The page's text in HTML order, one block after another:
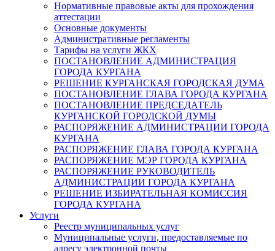
Нормативные правовые акты для прохождения
аттестации
Основные документы
Административные регламенты
Тарифы на услуги ЖКХ
ПОСТАНОВЛЕНИЕ АДМИНИСТРАЦИЯ
ГОРОДА КУРГАНА
РЕШЕНИЕ КУРГАНСКАЯ ГОРОДСКАЯ ДУМА
ПОСТАНОВЛЕНИЕ ГЛАВА ГОРОДА КУРГАНА
ПОСТАНОВЛЕНИЕ ПРЕДСЕДАТЕЛЬ
КУРГАНСКОЙ ГОРОДСКОЙ ДУМЫ
РАСПОРЯЖЕНИЕ АДМИНИСТРАЦИИ ГОРОДА
КУРГАНА
РАСПОРЯЖЕНИЕ ГЛАВА ГОРОДА КУРГАНА
РАСПОРЯЖЕНИЕ МЭР ГОРОДА КУРГАНА
РАСПОРЯЖЕНИЕ РУКОВОДИТЕЛЬ
АДМИНИСТРАЦИИ ГОРОДА КУРГАНА
РЕШЕНИЕ ИЗБИРАТЕЛЬНАЯ КОМИССИЯ
ГОРОДА КУРГАНА
Услуги
Реестр муниципальных услуг
Муниципальные услуги, предоставляемые по
адресу электронной почты